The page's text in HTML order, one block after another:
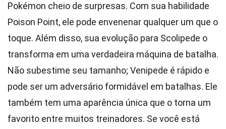
Pokémon cheio de surpresas. Com sua habilidade
Poison Point, ele pode envenenar qualquer um que o
toque. Além disso, sua evolução para Scolipede o
transforma em uma verdadeira máquina de batalha.
Não subestime seu tamanho; Venipede é rápido e
pode ser um adversário formidável em batalhas. Ele
também tem uma aparência única que o torna um
favorito entre muitos treinadores. Se você está